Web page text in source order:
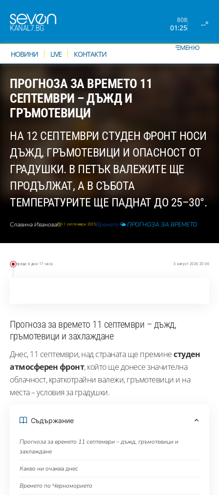
KANAL7.BG
808
01:25 --°
НОВИНИ LIVE КОНТАКТИ
МЕНЮ
ПРОГНОЗА ЗА ВРЕМЕТО 11
СЕПТЕМВРИ – ДЪЖД И
ГРЪМОТЕВИЦИ
НА 12 СЕПТЕМВРИ СТУДЕН ФРОНТ НОСИ
ДЪЖД, ГРЪМОТЕВИЦИ И ОПАСНОСТ ОТ
ГРАДУШКИ. В ПЕТЪК ВАЛЕЖИТЕ ЩЕ
ПРОДЪЛЖАТ, А В СЪБОТА
ТЕМПЕРАТУРИТЕ ЩЕ ПАДНАТ ДО 25–30°.
Славина Иванова 11 септември 2025Времето🌤️ ПРОГНОЗА ЗА ВРЕМЕТО
преди 4 дни 17 часа 3 август 2026 20:06
Прогноза за времето 11 септември – дъжд,
гръмотевици и захлаждане
Днес, 11 септември, над страната ще преминестуден
атмосферен фронт, който ще донесе значителна
облачност, краткотрайни валежи, гръмотевици и на
места – условия за градушки.
Съдържание
Прогноза за времето 11 септември – дъжд, гръмотевици и
захлаждане
Какво ни очаква днес
Времето по Черноморието